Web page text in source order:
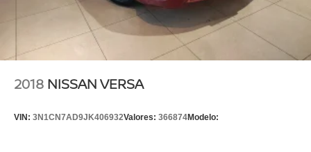
2018 NISSAN VERSA
VIN: 3N1CN7AD9JK406932Valores: 366874Modelo: